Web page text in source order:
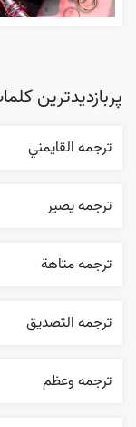
پربازدیدترین
ترجمه القایمني
ترجمه یصیر
ترجمه متاهة
ترجمه التصديق
ترجمه وعظم